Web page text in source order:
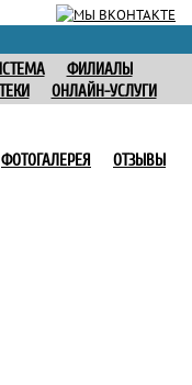
ФИЛИАЛЫ
ОНЛАЙН-УСЛУГИ
ФОТОГАЛЕРЕЯ
ОТЗЫВЫ